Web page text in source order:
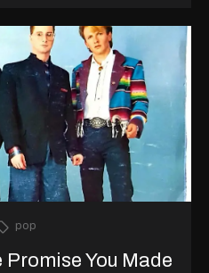
pop
You Made